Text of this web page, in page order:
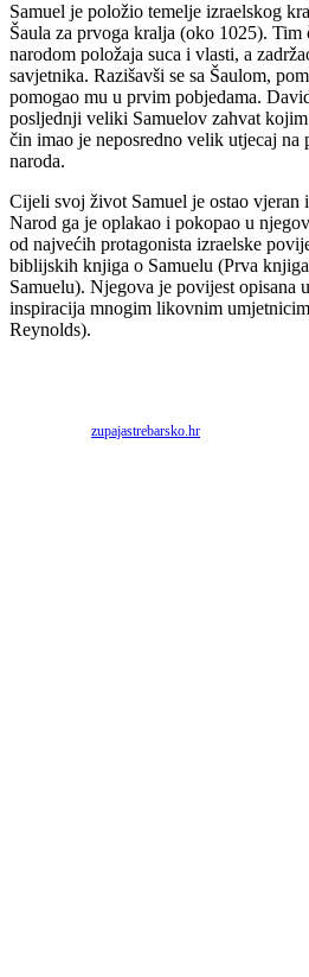
Samuel je položio temelje izraelskog
Šaula za prvoga kralja (oko 1025). Tim
narodom položaja suca i vlasti, a
savjetnika. Razišavši se sa Šaulom,
pomogao mu u prvim pobjedama.
posljednji veliki Samuelov zahvat
čin imao je neposredno velik utjecaj
naroda.
Cijeli svoj život Samuel je ostao vjeran
Narod ga je oplakao i pokopao u
od najvećih protagonista izraelske
biblijskih knjiga o Samuelu (Prva
Samuelu). Njegova je povijest
inspiracija mnogim likovnim
Reynolds).
Izvor:zupajastrebarsko.hr